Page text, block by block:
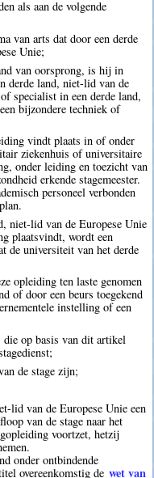
als aan de volgende
van arts dat door een derde
Unie;
van oorsprong, is hij in
derde land, niet-lid van de
specialist in een derde land,
bijzondere techniek of
vindt plaats in of onder
ziekenhuis of universitaire
onder leiding en toezicht van
erkende stagemeester.
personeel verbonden
niet-lid van de Europese Unie
plaatsvindt, wordt een
de universiteit van het derde
opleiding ten laste genomen
of door een beurs toegekend
instelling of een
die op basis van dit artikel
de stage zijn;
lid van de Europese Unie een
van de stage naar het
voortzet, hetzij
onder ontbindende
overeenkomstig de wet van